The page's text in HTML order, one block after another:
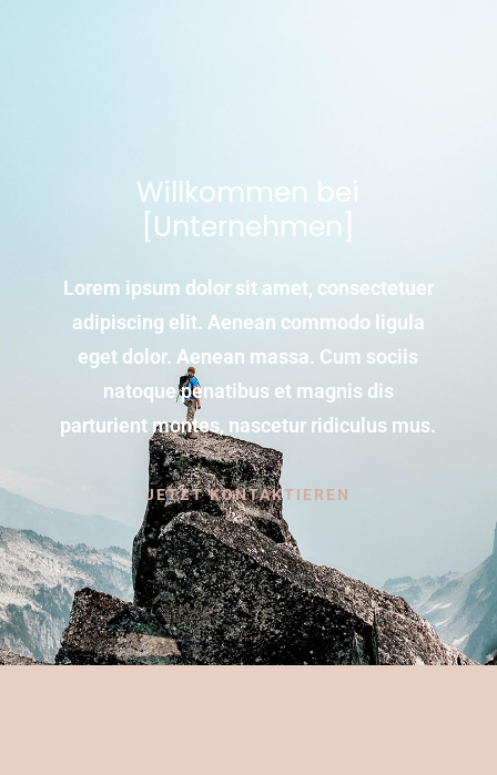
Willkommen bei
[Unternehmen]
Lorem ipsum dolor sit amet, consectetuer
adipiscing elit. Aenean commodo ligula
eget dolor. Aenean massa. Cum sociis
natoque penatibus et magnis dis
parturient montes, nascetur ridiculus mus.
JETZT KONTAKTIEREN